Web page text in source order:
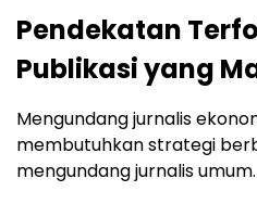
Pendekatan
Publikasi yang
Mengundang jurnalis
membutuhkan strategi
mengundang jurnalis umum.